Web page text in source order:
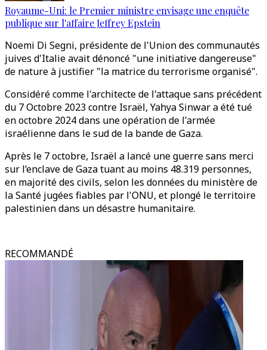
Royaume-Uni: le Premier ministre envisage une enquête
publique sur l'affaire Jeffrey Epstein
Noemi Di Segni, présidente de l'Union des communautés
juives d'Italie avait dénoncé "une initiative dangereuse"
de nature à justifier "la matrice du terrorisme organisé".
Considéré comme l'architecte de l'attaque sans précédent
du 7 Octobre 2023 contre Israël, Yahya Sinwar a été tué
en octobre 2024 dans une opération de l'armée
israélienne dans le sud de la bande de Gaza.
Après le 7 octobre, Israël a lancé une guerre sans merci
sur l’enclave de Gaza tuant au moins 48.319 personnes,
en majorité des civils, selon les données du ministère de
la Santé jugées fiables par l'ONU, et plongé le territoire
palestinien dans un désastre humanitaire.
RECOMMANDÉ